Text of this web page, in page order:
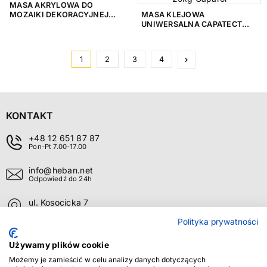
MASA AKRYLOWA DO
MOZAIKI DEKORACYJNEJ
MASA KLEJOWA
UNIWERSALNA CAPATECT
1
2 3 4 keyboard_arrow_right
KONTAKT
+48 12 651 87 87
Pon-Pt 7.00-17.00
info@heban.net
Odpowiedź do 24h
ul. Kosocicka 7
O FIRMIE
OBSŁUGA KLIENTA
Polityka prywatności
Używamy plików cookie
Możemy je zamieścić w celu analizy danych dotyczących